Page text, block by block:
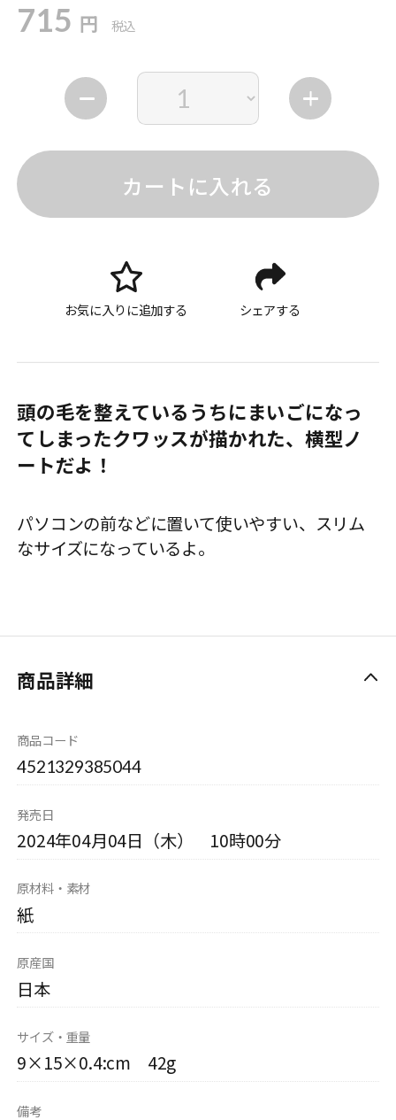
715 円 税込
カートに入れる
お気に入りに追加する シェアする
頭の毛を整えているうちにまいごになっ
てしまったクワッスが描かれた、横型ノ
ートだよ！
パソコンの前などに置いて使いやすい、スリム
なサイズになっているよ。
商品詳細
商品コード
4521329385044
発売日
2024年04月04日（木） 10時00分
原材料・素材
紙
原産国
日本
サイズ・重量
9×15×0.4:cm 42g
備考